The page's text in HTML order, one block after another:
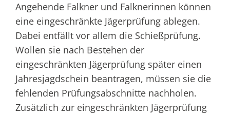
Angehende Falkner und Falknerinnen können
eine eingeschränkte Jägerprüfung ablegen.
Dabei entfällt vor allem die Schießprüfung.
Wollen sie nach Bestehen der
eingeschränkten Jägerprüfung später einen
Jahresjagdschein beantragen, müssen sie die
fehlenden Prüfungsabschnitte nachholen.
Zusätzlich zur eingeschränkten Jägerprüfung